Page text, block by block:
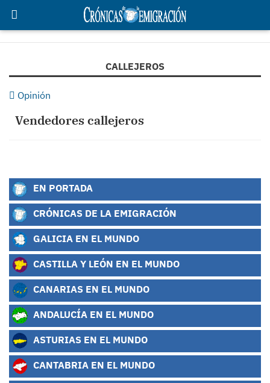
CALLEJEROS
Opinión
Vendedores callejeros
EN PORTADA
CRÓNICAS DE LA EMIGRACIÓN
GALICIA EN EL MUNDO
CASTILLA Y LEÓN EN EL MUNDO
CANARIAS EN EL MUNDO
ANDALUCÍA EN EL MUNDO
ASTURIAS EN EL MUNDO
CANTABRIA EN EL MUNDO